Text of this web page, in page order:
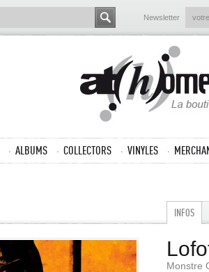
Newsletter
ALBUMS COLLECTORS VINYLES
INFOS
Monstre